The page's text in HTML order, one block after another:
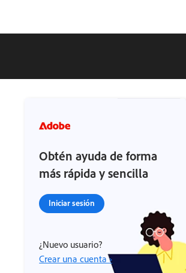
Obtén ayuda de forma
más rápida y sencilla
Iniciar sesión
¿Nuevo usuario?
Crear una cuenta ›